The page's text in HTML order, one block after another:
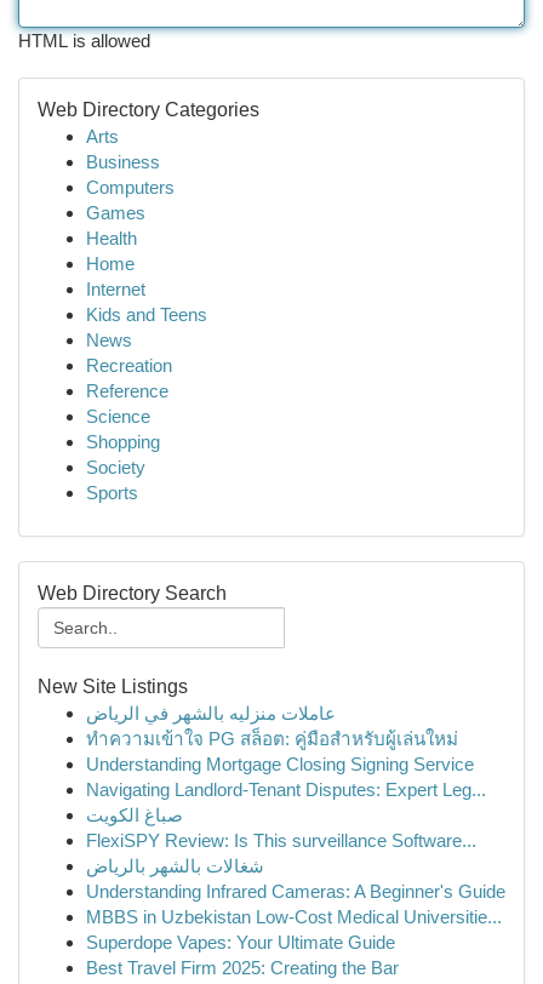
HTML is allowed
Web Directory Categories
Arts
Business
Computers
Games
Health
Home
Internet
Kids and Teens
News
Recreation
Reference
Science
Shopping
Society
Sports
Web Directory Search
New Site Listings
عاملات منزليه بالشهر في الرياض
ทำความเข้าใจ PG สล็อต: คู่มือสำหรับผู้เล่นใหม่
Understanding Mortgage Closing Signing Service
Navigating Landlord-Tenant Disputes: Expert Leg...
صباغ الكويت
FlexiSPY Review: Is This surveillance Software...
شغالات بالشهر بالرياض
Understanding Infrared Cameras: A Beginner's Guide
MBBS in Uzbekistan Low-Cost Medical Universitie...
Superdope Vapes: Your Ultimate Guide
Best Travel Firm 2025: Creating the Bar